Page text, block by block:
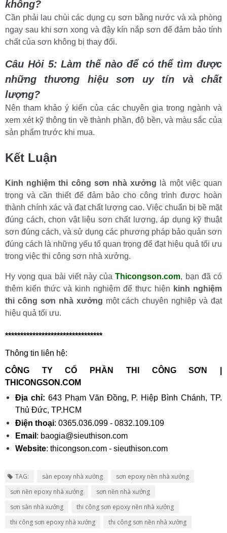
không?
Cần phải lau chùi các dụng cụ sơn bằng nước và xà phòng
ngay sau khi sơn xong và đậy kín nắp sơn để đảm bảo tính
chất của sơn không bị thay đổi.
Câu Hỏi 5: Làm thế nào để có thể tìm được
những thương hiệu sơn uy tín và chất
lượng?
Nên tham khảo ý kiến của các chuyên gia trong ngành và
xem xét kỹ thông tin về thành phần, độ bền, và màu sắc của
sản phẩm trước khi mua.
Kết Luận
Kinh nghiệm thi công sơn nhà xưởng là một việc quan
trọng và cần thiết để đảm bảo cho công trình được hoàn
thành chính xác và đạt chất lượng cao. Việc chuẩn bị bề mặt
đúng cách, chọn vật liệu sơn chất lượng, áp dụng kỹ thuật
sơn đúng cách, và sử dụng các phương pháp bảo quản sơn
đúng cách là những yếu tố quan trọng để đạt hiệu quả tối ưu
trong việc thi công sơn nhà xưởng.
Hy vọng qua bài viết này của Thicongson.com, bạn đã có
thêm kiến thức và kinh nghiệm để thực hiện kinh nghiệm
thi công sơn nhà xưởng một cách chuyên nghiệp và đạt
hiệu quả tối ưu.
********************************
Thông tin liên hệ:
CÔNG TY CỔ PHẦN THI CÔNG SƠN |
THICONGSON.COM
Địa chỉ: 643 Phạm Văn Đồng, P. Hiệp Bình Chánh, TP.
Thủ Đức, TP.HCM
Điện thoại: 0365.036.099 - 0832.109.109
Email : baogia@sieuthison.com
Website: thicongson.com - sieuthison.com
TAG: sàn epoxy nhà xưởng
sơn epoxy nền nhà xưởng
sơn nền epoxy nhà xưởng
sơn nền nhà xưởng
sơn sàn nhà xưởng
thi công sơn epoxy nền nhà xưởng
thi công sơn epoxy nhà xưởng
thi công sơn nền nhà xưởng